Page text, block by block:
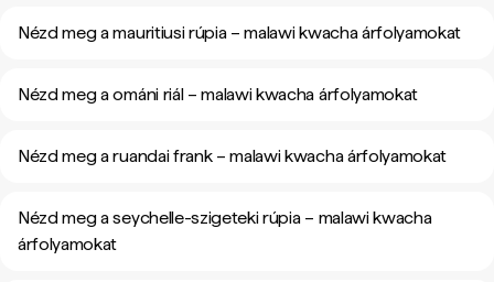
Nézd meg a mauritiusi rúpia – malawi kwacha árfolyamokat
Nézd meg a ománi riál – malawi kwacha árfolyamokat
Nézd meg a ruandai frank – malawi kwacha árfolyamokat
Nézd meg a seychelle-szigeteki rúpia – malawi kwacha
árfolyamokat